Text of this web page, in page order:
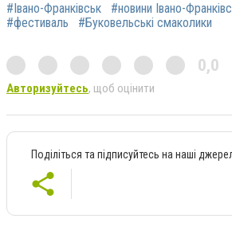
#Івано-Франківськ #новини Івано-
#фестиваль
#Буковельські смаколики
0,0
Авторизуйтесь, щоб оцінити
Поділіться та підписуйтесь на наші